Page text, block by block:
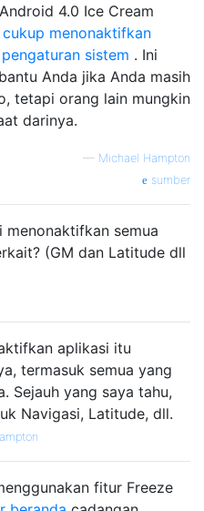
4.0 Ice Cream
cukup menonaktifkan
sistem . Ini
Anda jika Anda masih
tetapi orang lain mungkin
darinya.
— Michael Hampton
sumber
menonaktifkan semua
(GM dan Latitude dll
aplikasi itu
termasuk semua yang
Sejauh yang saya tahu,
Navigasi, Latitude, dll.
fitur Freeze